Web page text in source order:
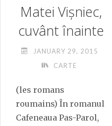
Matei Vișniec,
cuvânt înainte
JANUARY 29, 2015
CARTE
(les romans
roumains) În romanul
Cafeneaua Pas-Parol,